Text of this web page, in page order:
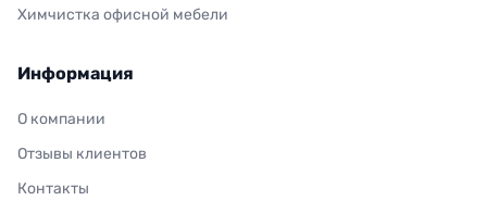
Химчистка офисной мебели
Информация
О компании
Отзывы клиентов
Контакты